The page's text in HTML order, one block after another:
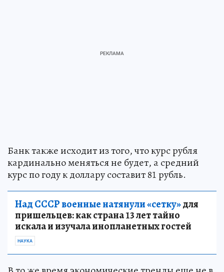
Банк также исходит из того, что курс рубля
кардинально меняться не будет, а средний
курс по году к доллару составит 81 рубль.
Над СССР военные натянули «сетку»для
пришельцев: как страна 13 лет тайно
искала и изучала инопланетных гостей
НАУКА